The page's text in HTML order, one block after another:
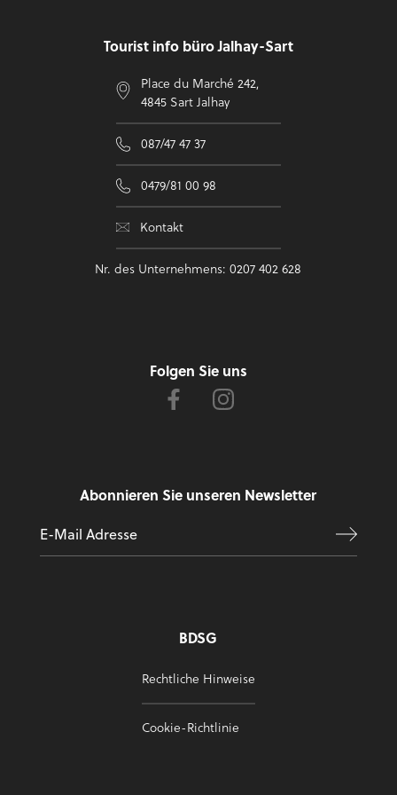
Tourist info büro Jalhay-Sart
Place du Marché 242,
4845 Sart Jalhay
087/47 47 37
0479/81 00 98
Kontakt
Nr. des Unternehmens: 0207 402 628
Folgen Sie uns
Abonnieren Sie unseren Newsletter
BDSG
Rechtliche Hinweise
Cookie-Richtlinie